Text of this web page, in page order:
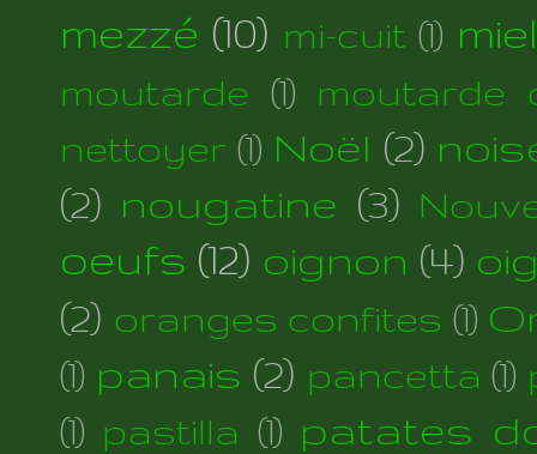
mezzé (10) mi-cuit (1) miel
moutarde (1) moutarde
nettoyer (1) Noël (2)
(2) nougatine (3)
oeufs (12) oignon (4)
(2) oranges confites (1)
(1) panais (2) pancetta (1)
(1) pastilla (1) patates